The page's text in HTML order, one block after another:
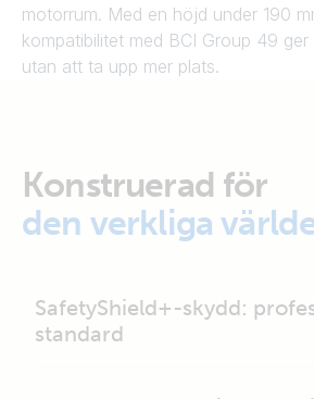
motorrum. Med en höjd under 190
kompatibilitet med BCI Group 49
utan att ta upp mer plats.
Konstruerad för
den verkliga
SafetyShield+-skydd:
standard